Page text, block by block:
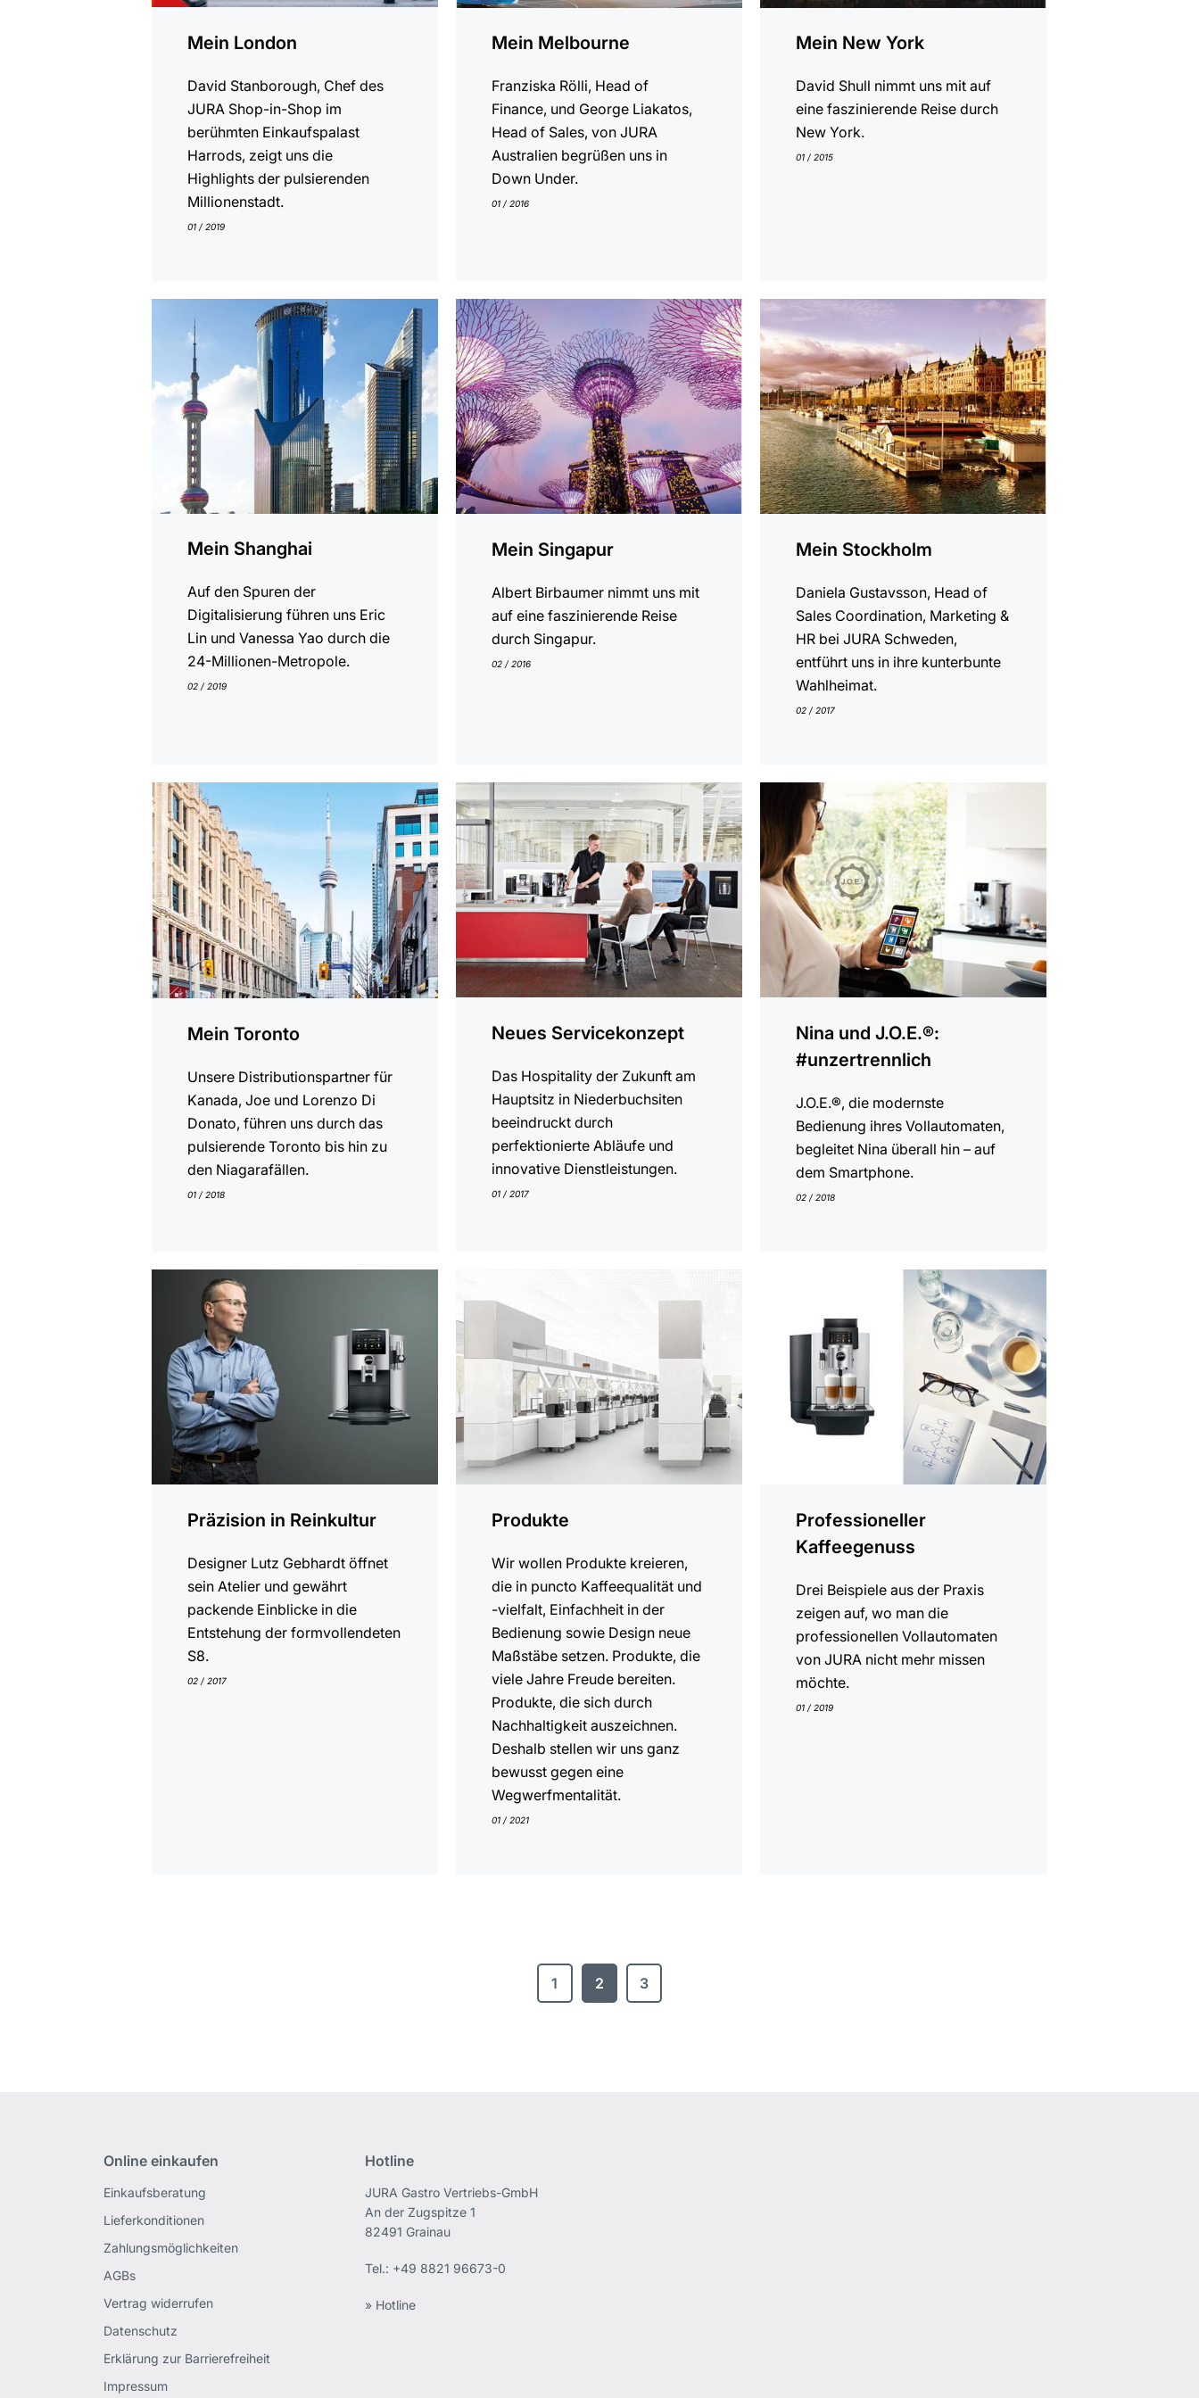
Mein London
David Stanborough, Chef des
JURA Shop-in-Shop im
berühmten Einkaufspalast
Harrods, zeigt uns die
Highlights der pulsierenden
Millionenstadt.
01 / 2019
Mein Melbourne
Franziska Rölli, Head of
Finance, und George Liakatos,
Head of Sales, von JURA
Australien begrüßen uns in
Down Under.
01 / 2016
Mein New York
David Shull nimmt uns mit auf
eine faszinierende Reise durch
New York.
01 / 2015
Mein Shanghai
Auf den Spuren der
Digitalisierung führen uns Eric
Lin und Vanessa Yao durch die
24-Millionen-Metropole.
02 / 2019
Mein Singapur
Albert Birbaumer nimmt uns mit
auf eine faszinierende Reise
durch Singapur.
02 / 2016
anzeigen
Mein Stockholm
Daniela Gustavsson, Head of
Sales Coordination, Marketing &
HR bei JURA Schweden,
entführt uns in ihre kunterbunte
Wahlheimat.
02 / 2017
anzeigen
Mein Toronto
Unsere Distributionspartner für
Kanada, Joe und Lorenzo Di
Donato, führen uns durch das
pulsierende Toronto bis hin zu
den Niagarafällen.
01 / 2018
anzeigen
Neues Servicekonzept
Das Hospitality der Zukunft am
Hauptsitz in Niederbuchsiten
beeindruckt durch
perfektionierte Abläufe und
innovative Dienstleistungen.
01 / 2017
Nina und J.O.E.®:
#unzertrennlich
J.O.E.®, die modernste
Bedienung ihres Vollautomaten,
begleitet Nina überall hin – auf
dem Smartphone.
02 / 2018
anzeigen
Präzision in Reinkultur
Designer Lutz Gebhardt öffnet
sein Atelier und gewährt
packende Einblicke in die
Entstehung der formvollendeten
S8.
02 / 2017
anzeigen
Produkte
Wir wollen Produkte kreieren,
die in puncto Kaffeequalität und
-vielfalt, Einfachheit in der
Bedienung sowie Design neue
Maßstäbe setzen. Produkte, die
viele Jahre Freude bereiten.
Produkte, die sich durch
Nachhaltigkeit auszeichnen.
Deshalb stellen wir uns ganz
bewusst gegen eine
Wegwerfmentalität.
01 / 2021
Professioneller
Kaffeegenuss
Drei Beispiele aus der Praxis
zeigen auf, wo man die
professionellen Vollautomaten
von JURA nicht mehr missen
möchte.
01 / 2019
1 2 3
Online einkaufen
Einkaufsberatung
Lieferkonditionen
Zahlungsmöglichkeiten
AGBs
Vertrag widerrufen
Datenschutz
Erklärung zur Barrierefreiheit
Impressum
Hotline
JURA Gastro Vertriebs-GmbH
An der Zugspitze 1
82491 Grainau
Tel.: +49 8821 96673-0
» Hotline